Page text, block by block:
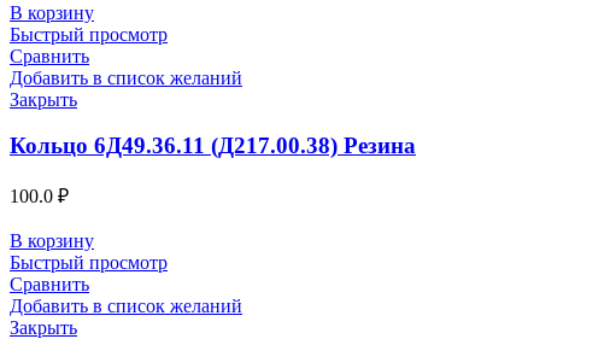
В корзину
Быстрый просмотр
Сравнить
Добавить в список желаний
Закрыть
Кольцо 6Д49.36.11 (Д217.00.38) Резина
100.0 ₽
В корзину
Быстрый просмотр
Сравнить
Добавить в список желаний
Закрыть